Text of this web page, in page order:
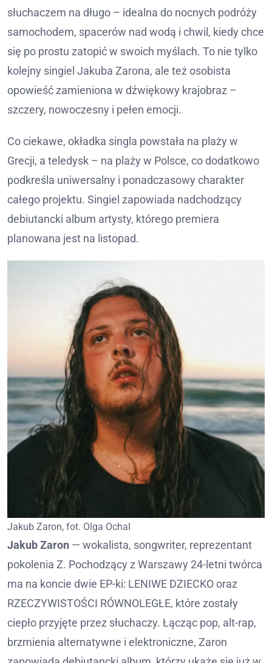
słuchaczem na długo – idealna do nocnych podróży
samochodem, spacerów nad wodą i chwil, kiedy chce
się po prostu zatopić w swoich myślach. To nie tylko
kolejny singiel Jakuba Zarona, ale też osobista
opowieść zamieniona w dźwiękowy krajobraz –
szczery, nowoczesny i pełen emocji.
Co ciekawe, okładka singla powstała na plaży w
Grecji, a teledysk – na plaży w Polsce, co dodatkowo
podkreśla uniwersalny i ponadczasowy charakter
całego projektu. Singiel zapowiada nadchodzący
debiutancki album artysty, którego premiera
planowana jest na listopad.
Jakub Zaron, fot. Olga Ochal
Jakub Zaron — wokalista, songwriter, reprezentant
pokolenia Z. Pochodzący z Warszawy 24-letni twórca
ma na koncie dwie EP-ki: LENIWE DZIECKO oraz
RZECZYWISTOŚCI RÓWNOLEGŁE, które zostały
ciepło przyjęte przez słuchaczy. Łącząc pop, alt-rap,
brzmienia alternatywne i elektroniczne, Zaron